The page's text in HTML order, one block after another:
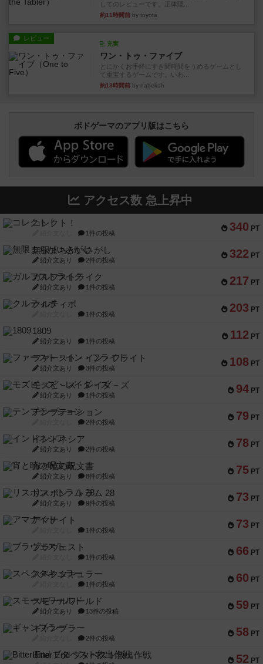
してのレビューです。正体隠...
約11時間前 by toyota
レビュー
充実
ワン・トゥ・ファイブ
とにかくお手軽にすき間時間をうめるゲームとし
て重宝するゲームです。いわ...
約13時間前 by nabekoh
ボドゲーマのアプリ版はこちら
アクセス数 急上昇中
340 PT
コレクト！
1件の投稿
322 PT
無限まちがいさがし
紹介文あり 2件の投稿
217 PT
ガルフストライク
紹介文あり 1件の投稿
203 PT
クルティボ
1件の投稿
112 PT
1809
紹介文あり 1件の投稿
108 PT
ファースト・イン・フライト
紹介文あり 3件の投稿
94 PT
モズビ－ズ・レイダ－ズ
紹介文あり 1件の投稿
79 PT
テンプテーション
2件の投稿
78 PT
インドネシア
紹介文あり 2件の投稿
75 PT
宵と暁の呪文書
紹介文あり 8件の投稿
73 PT
リスボン・トラム 28
紹介文あり 9件の投稿
73 PT
アマナイト
1件の投稿
66 PT
ブラヴェスト
1件の投稿
60 PT
スペクタキュラー
1件の投稿
59 PT
スモールワールド
紹介文あり 13件の投稿
58 PT
ギャンブラー
2件の投稿
52 PT
Bitter End ブタペスト救出作戦